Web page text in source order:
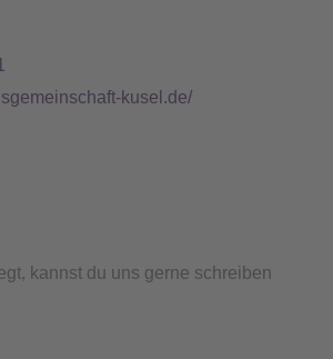
kusel.de/
kannst du uns gerne schreiben